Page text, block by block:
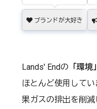
ブランドが大好き
Lands' Endの 「環境」
ほとんど使用して
果ガスの排出を削